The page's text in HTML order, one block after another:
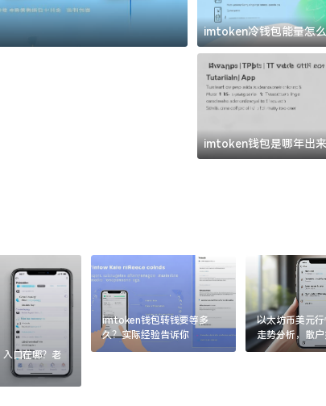
imtoken唯一官网
imtoken冷钱包能量怎
道
imtoken钱包是哪年出
口在哪？老
imtoken钱包转钱要等多
久？实际经验告诉你
以太坊币美元
走势分析，散
涨杀跌被套牢